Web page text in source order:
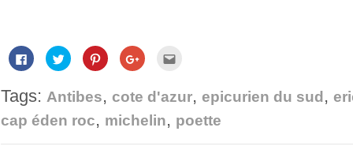
Cliquez
pour
partager
Facebook(ouvre
dans
une
nouvelle
Cliquez
pour
partager
Twitter(ouvre
dans
nouvelle
fenêtre)
Cliquez
pour
partager
Pinterest(ouvre
dans
nouvelle
Cliquez
pour
Google+
(ouvre
dans
une
nouvelle
fenêtre)
e-
mail
un
ami(ouvre
dans
Tags: Antibes, cote d'azur, epicurien du sud,
cap éden roc, michelin, poette